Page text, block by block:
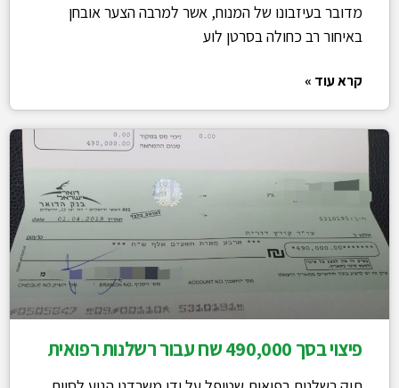
מדובר בעיזבונו של המנוח, אשר למרבה הצער אובחן
באיחור רב כחולה בסרטן לוע
קרא עוד »
פיצוי בסך 490,000 שח עבור רשלנות רפואית